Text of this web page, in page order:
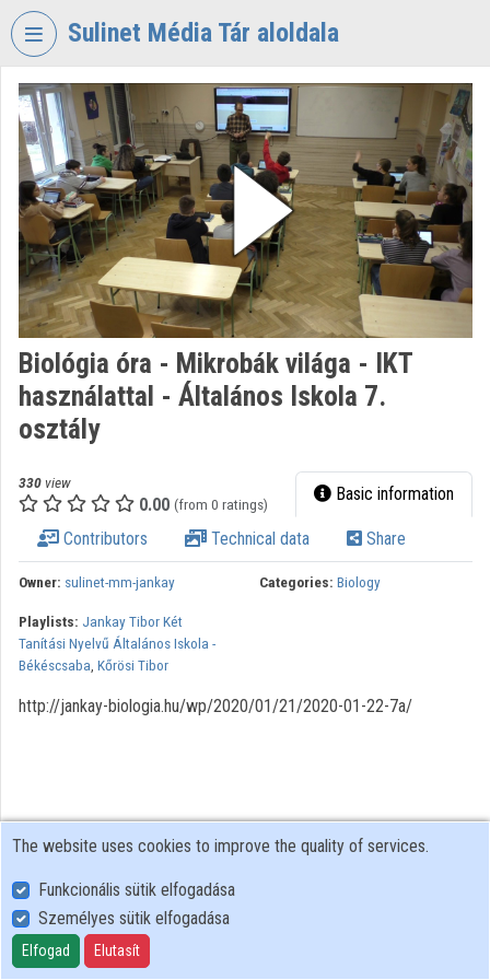
Skip header
Sulinet Média Tár aloldala
VIDEO TORIUM
SULINET
MÉDIA
TÁR
Organization home
Log In
Categories
Organization playlists
Organizations
Contributors
Biológia óra - Mikrobák világa - IKT
használattal - Általános Iskola 7.
osztály
330 view
0.00 (from 0 ratings) Basic information
Contributors Technical data Share
Owner: sulinet-mm-jankay Categories: Biology
Playlists: Jankay Tibor Két
Tanítási Nyelvű Általános Iskola -
Békéscsaba, Kőrösi Tibor
http://jankay-biologia.hu/wp/2020/01/21/2020-01-22-7a/
User Policy
Adatkezelési tájékoztató (en)
Cookie Policy
The website uses cookies to improve the quality of services.
Funkcionális sütik elfogadása
Személyes sütik elfogadása
Elfogad Elutasít